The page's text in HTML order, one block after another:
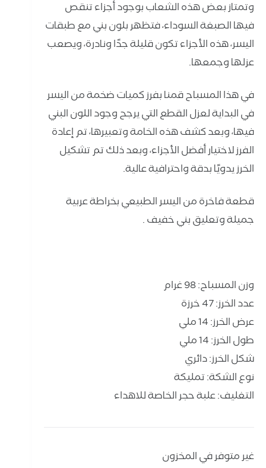
وتمتاز بعض هذه الشعاب بوجود أجزاء تنقص
فيها الصبغة السوداء، فتظهر بلون بني مع طبقات
اليسر، هذه الأجزاء تكون قليلة جدًا ونادرة، ويصعب
عزلها وجمعها.
في هذا المسباح قمنا بفرز كميات ضخمة من اليسر
في البداية لعزل القطع التي يرجح وجود اللون البني
فيها، وبعد كشف هذه الخامة وتعبيرها، تم إعادة
الفرز لاختيار أفضل الأجزاء، وبعد ذلك تم تشكيل
الخرز يدويًا بدقة واحترافية عالية.
قطعة فاخرة من اليسر الطبيعي بخراطة عربية
جميلة وتعليق بني خفيف .
وزن المسباح: 98 غرام
عدد الخرز: 47 خرزة
عرض الخرز: 14 ملي
طول الخرز: 14 ملي
شكل الخرز: دائري
نوع الشكة: تمليكة
التغليف: علبة حجر الخاصة للاهداء
غير متوفر في المخزون